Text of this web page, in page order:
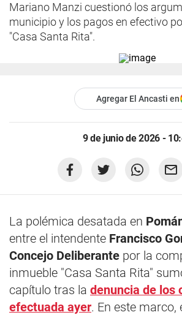
Mariano Manzi cuestionó los
municipio y los pagos en efectivo
"Casa Santa Rita".
Agregar El Ancasti en
9 de junio de 2026 -
La polémica desatada en
entre el intendente Francisco
Concejo Deliberante por la
inmueble "Casa Santa Rita"
capítulo tras la denuncia de los
efectuada ayer. En este marco,